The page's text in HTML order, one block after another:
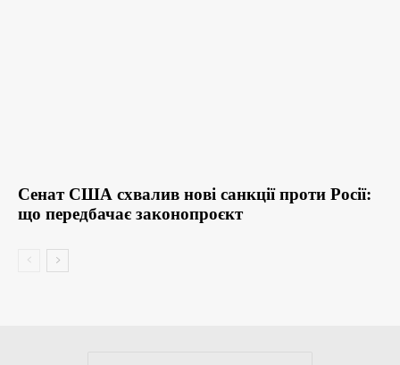
Сенат США схвалив нові санкції проти Росії:
що передбачає законопроєкт